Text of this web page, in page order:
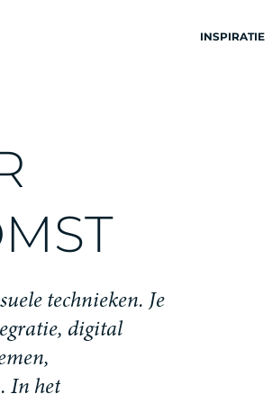
INSPIRATIE
MST
suele technieken. Je
egratie, digital
men,
. In het